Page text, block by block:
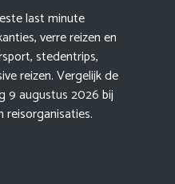
last minute
verre reizen en
stedentrips,
reizen. Vergelijk de
9 augustus 2026bij
reisorganisaties.